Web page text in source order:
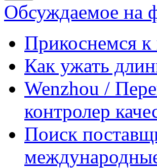
Обсуждаемое на
Прикоснемся к
Как ужать
Wenzhou /
контролер
Поиск